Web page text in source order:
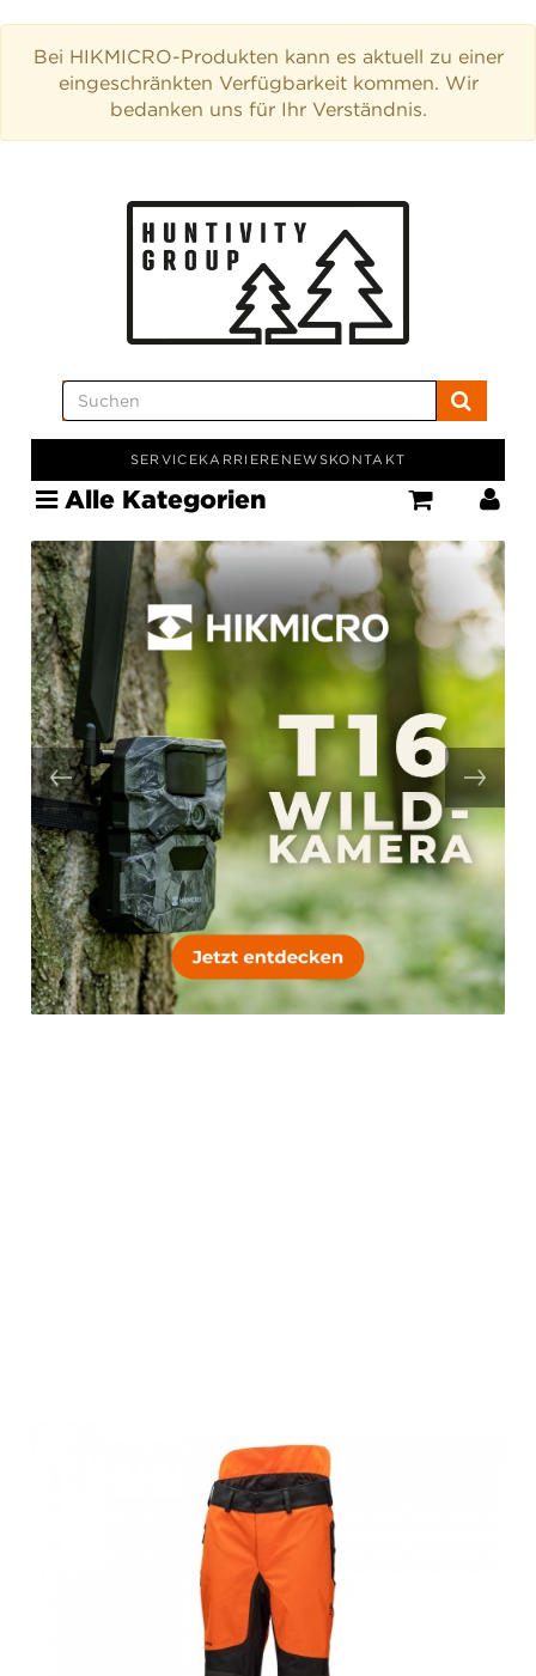
Bei HIKMICRO-Produkten kann es aktuell zu einer
eingeschränkten Verfügbarkeit kommen. Wir
bedanken uns für Ihr Verständnis.
SERVICEKARRIERE NEWSKONTAKT
Alle Kategorien